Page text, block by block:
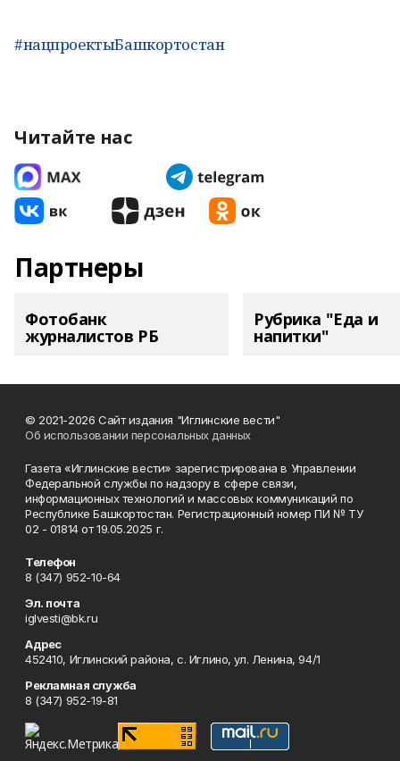
#нацпроектыБашкортостан
Читайте нас
Партнеры
Фотобанк
журналистов РБ
Рубрика "Еда и
напитки"
© 2021-2026 Сайт издания "Иглинские вести"
Об использовании персональных данных
Газета «Иглинские вести» зарегистрирована в Управлении
Федеральной службы по надзору в сфере связи,
информационных технологий и массовых коммуникаций по
Республике Башкортостан. Регистрационный номер ПИ № ТУ
02 - 01814 от 19.05.2025 г.
Телефон
8 (347) 952-10-64
Эл. почта
iglvesti@bk.ru
Адрес
452410, Иглинский района, с. Иглино, ул. Ленина, 94/1
Рекламная служба
8 (347) 952-19-81